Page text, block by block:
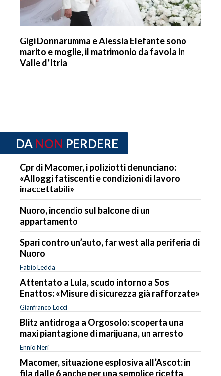
Gigi Donnarumma e Alessia Elefante sono
marito e moglie, il matrimonio da favola in
Valle d’Itria
DA NON PERDERE
Cpr di Macomer, i poliziotti denunciano:
«Alloggi fatiscenti e condizioni di lavoro
inaccettabili»
Nuoro, incendio sul balcone di un
appartamento
Spari contro un’auto, far west alla periferia di
Nuoro
Fabio Ledda
Attentato a Lula, scudo intorno a Sos
Enattos: «Misure di sicurezza già rafforzate»
Gianfranco Locci
Blitz antidroga a Orgosolo: scoperta una
maxi piantagione di marijuana, un arresto
Ennio Neri
Macomer, situazione esplosiva all’Ascot: in
fila dalle 6 anche per una semplice ricetta